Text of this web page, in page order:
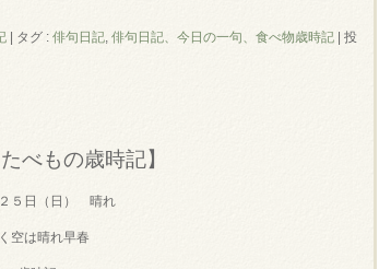
タグ : 俳句日記 俳句日記、今日の一句、食べ物歳時記
投
べもの歳時記】
２５日（日） 晴れ
空は晴れ早春